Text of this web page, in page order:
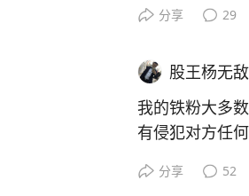
分享 29
股王杨无敌
我的铁粉大多
有侵犯对方任
粉丝眼里也不
分享 52